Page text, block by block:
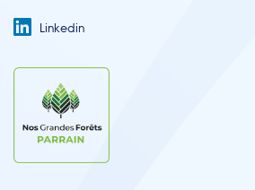
Linkedin